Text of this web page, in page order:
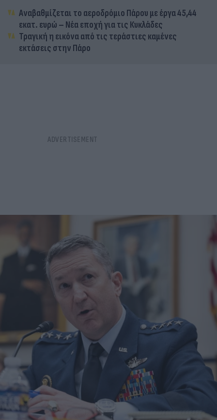
Αναβαθμίζεται το αεροδρόμιο Πάρου με έργα 45,44
εκατ. ευρώ – Νέα εποχή για τις Κυκλάδες
Τραγική η εικόνα από τις τεράστιες καμένες
εκτάσεις στην Πάρο